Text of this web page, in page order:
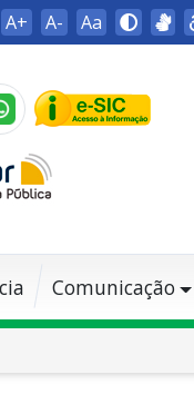
A+ A- Aa
Comunicação